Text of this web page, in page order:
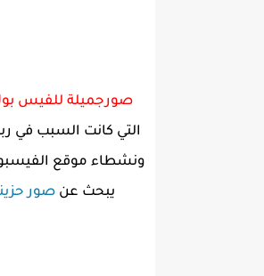
صورجميلة للفيس بوك
التي كانت السبب في
ونشطاء موقع
يبحث عن صور